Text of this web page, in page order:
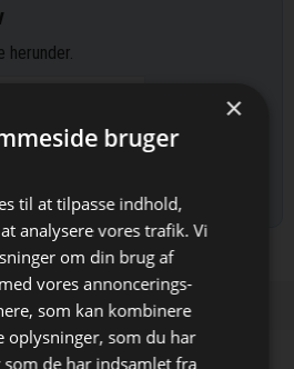
hver dag
herunder.
og afmelding her
×
bruger
til at tilpasse indhold,
analysere vores trafik. Vi
om din brug af
vores annoncerings-
som kan kombinere
oplysninger, som du har
de har indsamlet fra